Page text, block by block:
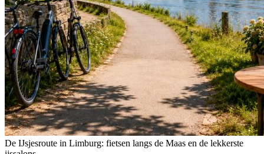
De IJsjesroute in Limburg: fietsen langs de Maas en de lekkerste